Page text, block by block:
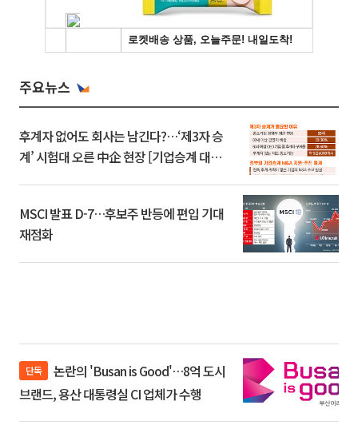
주요뉴스
후계자 없어도 회사는 남긴다?…‘제3자 승
계’ 시험대 오른 中企 현장 [기업승계 대전
MSCI 발표 D-7…후보주 반등에 편입 기대
재점화
단독
브랜드, 용산 대통령실 CI 업체가 수행